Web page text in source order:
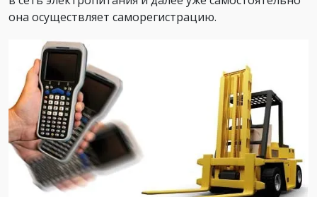
она осуществляет саморегистрацию.